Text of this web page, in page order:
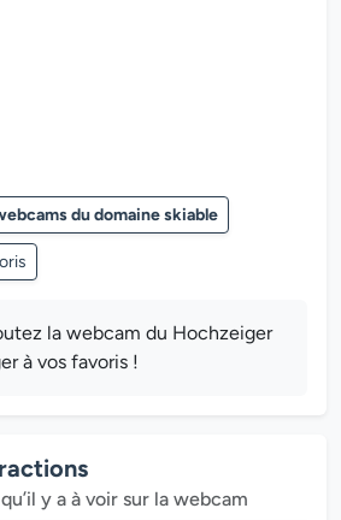
du domaine skiable
la webcam du Hochzeiger
à vos favoris !
y a à voir sur la webcam